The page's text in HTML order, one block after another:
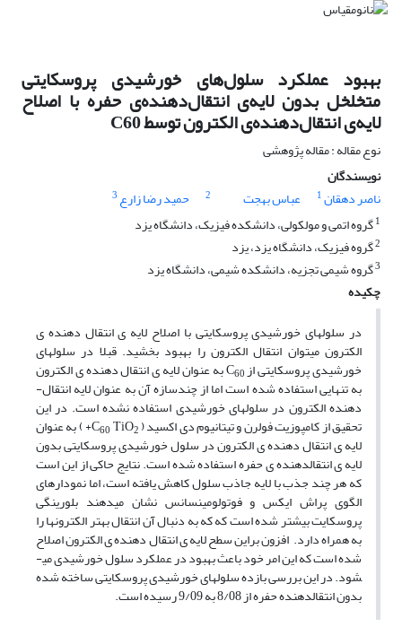
بهبود عملکرد سلول‌های خورشیدی پروسکایتی
متخلخل بدون لایه‌ی انتقال‌دهنده‌ی حفره با اصلاح
لایه‌ی انتقال‌دهنده‌ی الکترون توسط C60
نوع مقاله : مقاله پژوهشی
نویسندگان
ناصر دهقان1 عباس بهجت 2 حمید رضا زارع 3
1گروه اتمی و مولکولی، دانشکده فیزیک، دانشگاه یزد
2گروه فیزیک، دانشگاه یزد، یزد
3گروه شیمی تجزیه، دانشکده شیمی، دانشگاه یزد
چکیده
در سلول­های خورشیدی پروسکایتی با اصلاح لایه ­ی انتقال دهنده ­ی
الکترون می­­توان انتقال الکترون را بهبود بخشید. قبلا در سلول­های
خورشیدی پروسکایتی از C60 به عنوان لایه ­ی انتقال دهنده­ ی الکترون
به تنهایی استفاده شده است اما از چندسازه آن به عنوان لایه انتقال­
دهنده الکترون در سلول­های خورشیدی استفاده نشده است. در این
تحقیق از کامپوزیت فولرن و تیتانیوم دی اکسید ( C 60 TiO2 + ) به ­عنوان
لایه ­ی انتقال ­دهنده­ ی الکترون در سلول خورشیدی پروسکایتی بدون
لایه­ ی انتقال­دهنده ­ی حفره استفاده شده است. نتایج حاکی از این است
که هر چند جذب با لایه جاذب سلول کاهش یافته است، اما نمودارهای
الگوی پراش ایکس و فوتولومینسانس نشان می­دهند بلورینگی
پروسکایت بیشتر شده است که که به دنبال آن انتقال بهتر الکترون­ها را
به همراه دارد. افزون­ براین سطح لایه­ ی انتقال­ دهنده­ ی الکترون اصلاح
شده است که این امر خود باعث بهبود در عملکرد سلول خورشیدی می­
شود. در این بررسی بازده سلول­های خورشیدی پروسکایتی ساخته شده
بدون انتقال­دهنده حفره از 8/08 به 9/09 رسیده است.